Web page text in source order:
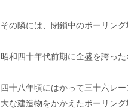
その隣には、閉鎖中のボーリング
昭和四十年代前期に全盛を誇っ
四十八年頃にはかって三十六レ
大な建造物をかかえたボーリン